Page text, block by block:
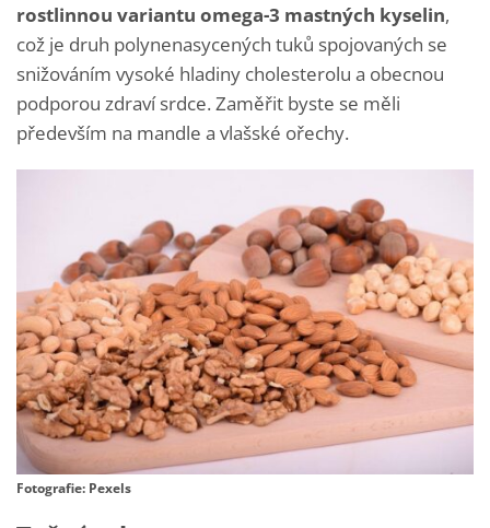
rostlinnou variantu omega-3 mastných kyselin,
což je druh polynenasycených tuků spojovaných se
snižováním vysoké hladiny cholesterolu a obecnou
podporou zdraví srdce. Zaměřit byste se měli
především na mandle a vlašské ořechy.
Fotografie: Pexels